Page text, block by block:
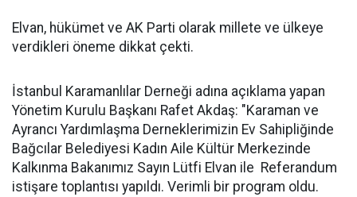
Elvan, hükümet ve AK Parti olarak millete ve ülkeye
verdikleri öneme dikkat çekti.
İstanbul Karamanlılar Derneği adına açıklama yapan
Yönetim Kurulu Başkanı Rafet Akdaş: "Karaman ve
Ayrancı Yardımlaşma Derneklerimizin Ev Sahipliğinde
Bağcılar Belediyesi Kadın Aile Kültür Merkezinde
Kalkınma Bakanımız Sayın Lütfi Elvan ile Referandum
istişare toplantısı yapıldı. Verimli bir program oldu.